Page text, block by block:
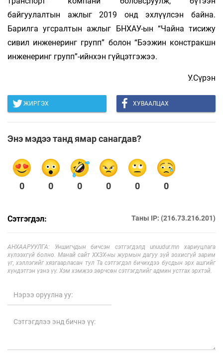
байгуулалтын ажлыг 2019 онд эхлүүлсэн байна.
Барилга угсралтын ажлыг БНХАУ-ын “Чайна тисижу
сивил инженеринг групп” болон “Бээжин констракшн
инженеринг групп”-ийнхэн гүйцэтгэжээ.
У.Сүрэн
ЖИРГЭХ ХУВААЛЦАХ
Энэ мэдээ танд ямар санагдав?
0 0 0 0 0 0
Сэтгэгдэл: Таны IP: (216.73.216.201)
АНХААРУУЛГА: Уншигчдын бичсэн сэтгэгдэлд unuudur.mn хариуцлага
хүлээхгүй болно. Манай сайт ХХЗХ-ны журмын дагуу зүй зохисгүй зарим
үг, хэллэгийг хязгаарласан тул Та сэтгэгдэл бичихдээ бусдын эрх ашгийг
хүндэтгэн үзнэ үү. Хэм хэмжээ зөрчсөн сэтгэгдлийг админ устгах эрхтэй.